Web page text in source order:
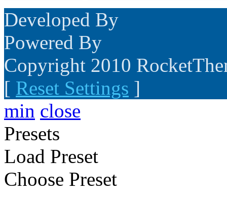
Developed By
Powered By
Copyright 2010
[ Reset Settings ]
min close
Presets
Load Preset
Choose Preset